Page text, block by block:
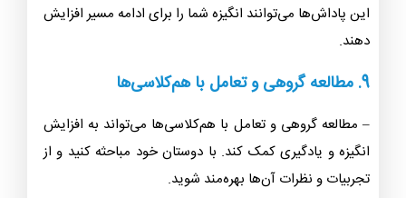
این پاداش‌ها می‌توانند انگیزه شما را برای ادامه مسیر افزایش
دهند.
9. مطالعه گروهی و تعامل با هم‌کلاسی‌ها
– مطالعه گروهی و تعامل با هم‌کلاسی‌ها می‌تواند به افزایش
انگیزه و یادگیری کمک کند. با دوستان خود مباحثه کنید و از
تجربیات و نظرات آن‌ها بهره‌مند شوید.